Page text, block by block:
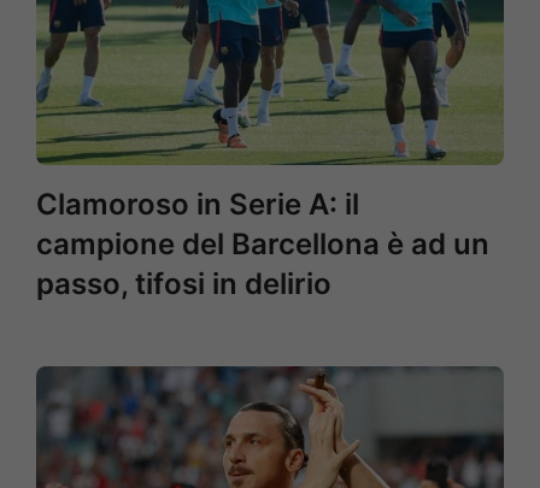
Clamoroso in Serie A: il
campione del Barcellona è ad un
passo, tifosi in delirio